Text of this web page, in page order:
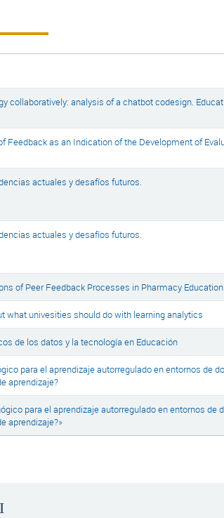
collaboratively: analysis of a chatbot codesign.
Feedback as an Indication of the Development of
actuales y desafíos futuros.
actuales y desafíos futuros.
of Peer Feedback Processes in Pharmacy Education.
what univesities should do with learning analytics
de los datos y la tecnología en Educación
para el aprendizaje autorregulado en entornos de
aprendizaje?
para el aprendizaje autorregulado en entornos de
aprendizaje?»